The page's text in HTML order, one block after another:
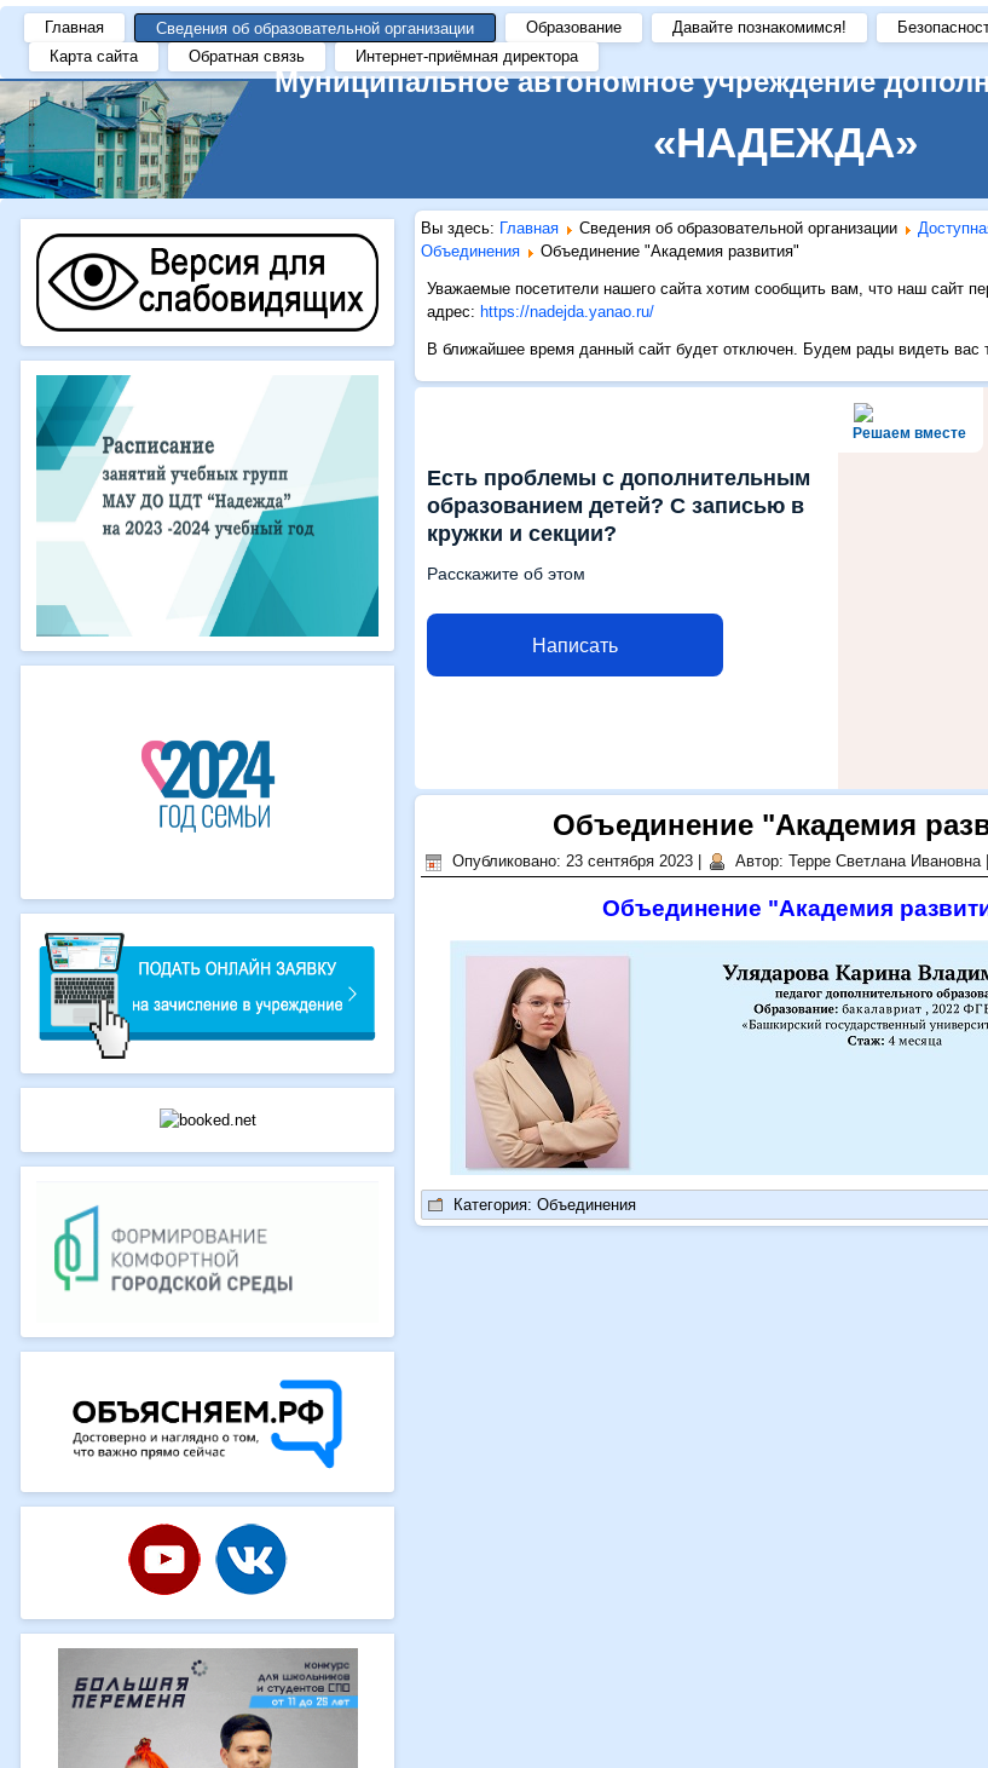
Главная Сведения об образовательной организации Образование Давайте познакомимся!
Карта сайта
Обратная связь Интернет-приёмная директора
Муниципальное автономное учреждение
«НАДЕЖДА»
https://i.gifer.com/ZRV7.gif
Вы здесь: Главная Сведения об образовательной организации
Объединения
Объединение "Академия развития"
Уважаемые посетители нашего сайта хотим сообщить вам, что наш сайт
адрес: https://nadejda.yanao.ru/
В ближайшее время данный сайт будет отключен. Будем рады видеть вас
Решаем вместе
Есть проблемы с дополнительным
образованием детей? С записью в
кружки и секции?
Расскажите об этом
Написать
Объединение "Академия
Опубликовано: 23 сентября 2023 Автор: Терре Светлана Ивановна|
Объединение "Академия
Категория: Объединения